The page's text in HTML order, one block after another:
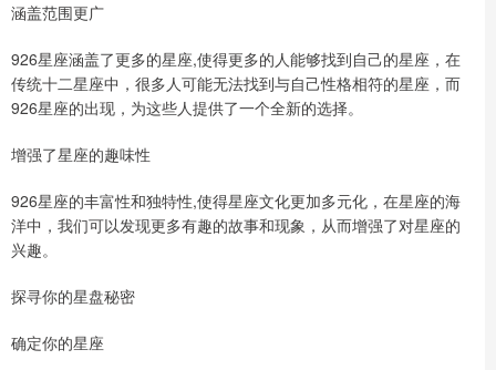
涵盖范围更广
926星座涵盖了更多的星座,使得更多的人能够找到自己的星座，在
传统十二星座中，很多人可能无法找到与自己性格相符的星座，而
926星座的出现，为这些人提供了一个全新的选择。
增强了星座的趣味性
926星座的丰富性和独特性,使得星座文化更加多元化，在星座的海
洋中，我们可以发现更多有趣的故事和现象，从而增强了对星座的
兴趣。
探寻你的星盘秘密
确定你的星座